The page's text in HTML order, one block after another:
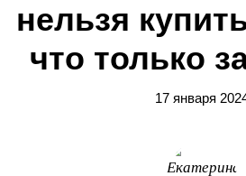
нельзя
что только
17 января